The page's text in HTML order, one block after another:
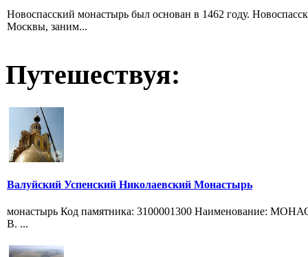
Новоспасский монастырь был основан в 1462 году.
Москвы, заним...
Путешествуя:
Валуйский Успенский Николаевский Монастырь
монастырь Код памятника: 3100001300 Наименование:
В. ...